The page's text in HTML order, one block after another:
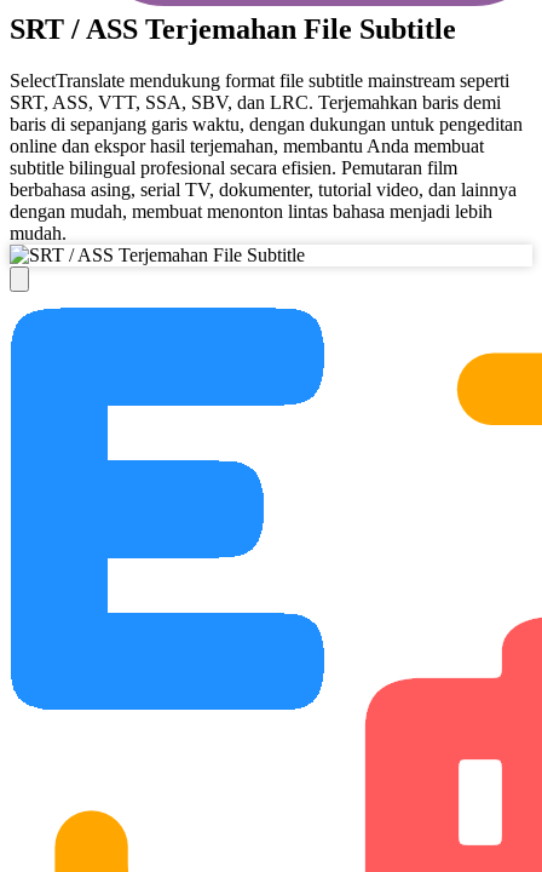
SRT / ASS Terjemahan File Subtitle
SelectTranslate mendukung format file subtitle mainstream seperti
SRT, ASS, VTT, SSA, SBV, dan LRC. Terjemahkan baris demi
baris di sepanjang garis waktu, dengan dukungan untuk pengeditan
online dan ekspor hasil terjemahan, membantu Anda membuat
subtitle bilingual profesional secara efisien. Pemutaran film
berbahasa asing, serial TV, dokumenter, tutorial video, dan lainnya
dengan mudah, membuat menonton lintas bahasa menjadi lebih
mudah.